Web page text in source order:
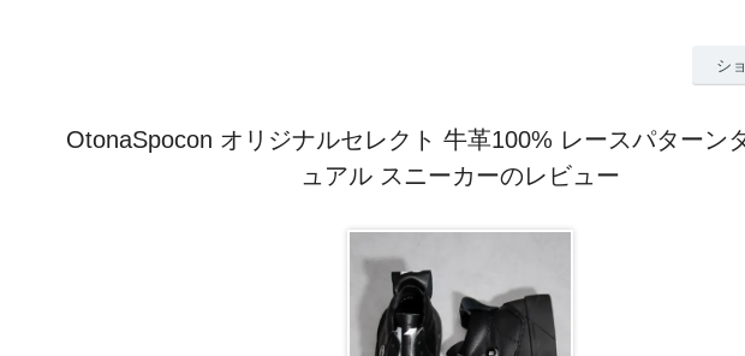
シ
OtonaSpocon オリジナルセレクト 牛革100% レースパターン
ュアル スニーカーのレビュー